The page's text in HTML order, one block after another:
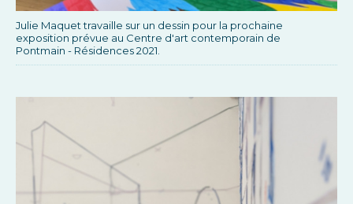
Julie Maquet travaille sur un dessin pour la prochaine
exposition prévue au Centre d'art contemporain de
Pontmain - Résidences 2021.